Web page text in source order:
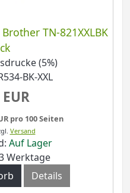
TN-821XXLBK
(5%)
BK-XXL
pro 100 Seiten
Versand
Auf Lager
Werktage
Details